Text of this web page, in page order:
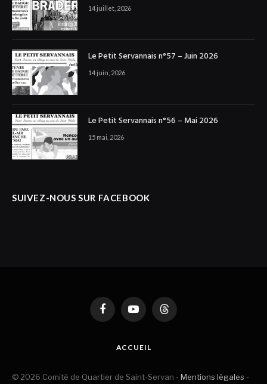
14 juillet, 2026
Le Petit Servannais n°57 – Juin 2026
14 juin, 2026
Le Petit Servannais n°56 – Mai 2026
15 mai, 2026
SUIVEZ-NOUS SUR FACEBOOK
FacebookYouTubeThreads
ACCUEIL
© 2026 Comité de Quartier de Saint-Servan - Mentions légales -